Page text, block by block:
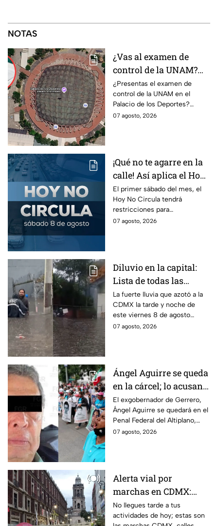
NOTAS
¿Vas al examen de
control de la UNAM?
Así puedes llegar al
Palacio de los Deportes
en Metro, camión y
Metrobús
¿Presentas el examen de
control de la UNAM en el
Palacio de los Deportes?
Consulta cómo llegar en
07 agosto, 2026
¡Qué no te agarre en la
calle! Así aplica el Hoy
No Circula el primer
sábado del mes
El primer sábado del mes, el
Hoy No Circula tendrá
restricciones para
determinados vehículos en la
07 agosto, 2026
Diluvio en la capital:
Lista de todas las
inundaciones en CDMX
HOY viernes 7 de
agosto
La fuerte lluvia que azotó a la
CDMX la tarde y noche de
este viernes 8 de agosto
provocó inundaciones y otras
07 agosto, 2026
Ángel Aguirre se queda
en la cárcel; lo acusan
de destruir
información del caso
Ayotzinapa
El exgobernador de Gerrero,
Ángel Aguirre se quedará en el
Penal Federal del Altiplano,
luego de que fue detenido ayer
07 agosto, 2026
Alerta vial por
marchas en CDMX:
Manifestantes retiran
bloqueo en Canela y Eje
No llegues tarde a tus
actividades de hoy; estas son